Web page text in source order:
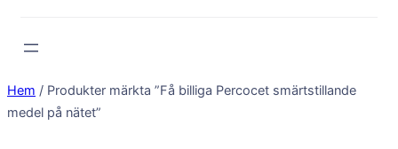
Hem / Produkter märkta ”Få billiga Percocet smärtstillande
medel på nätet”